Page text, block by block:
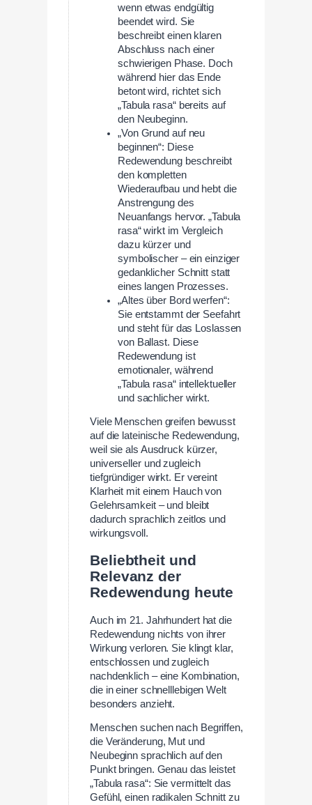
wenn etwas endgültig
beendet wird. Sie
beschreibt einen klaren
Abschluss nach einer
schwierigen Phase. Doch
während hier das Ende
betont wird, richtet sich
„Tabula rasa“ bereits auf
den Neubeginn.
„Von Grund auf neu
beginnen“: Diese
Redewendung beschreibt
den kompletten
Wiederaufbau und hebt die
Anstrengung des
Neuanfangs hervor. „Tabula
rasa“ wirkt im Vergleich
dazu kürzer und
symbolischer – ein einziger
gedanklicher Schnitt statt
eines langen Prozesses.
„Altes über Bord werfen“:
Sie entstammt der Seefahrt
und steht für das Loslassen
von Ballast. Diese
Redewendung ist
emotionaler, während
„Tabula rasa“ intellektueller
und sachlicher wirkt.
Viele Menschen greifen bewusst
auf die lateinische Redewendung,
weil sie als Ausdruck kürzer,
universeller und zugleich
tiefgründiger wirkt. Er vereint
Klarheit mit einem Hauch von
Gelehrsamkeit – und bleibt
dadurch sprachlich zeitlos und
wirkungsvoll.
Beliebtheit und
Relevanz der
Redewendung heute
Auch im 21. Jahrhundert hat die
Redewendung nichts von ihrer
Wirkung verloren. Sie klingt klar,
entschlossen und zugleich
nachdenklich – eine Kombination,
die in einer schnelllebigen Welt
besonders anzieht.
Menschen suchen nach Begriffen,
die Veränderung, Mut und
Neubeginn sprachlich auf den
Punkt bringen. Genau das leistet
„Tabula rasa“: Sie vermittelt das
Gefühl, einen radikalen Schnitt zu